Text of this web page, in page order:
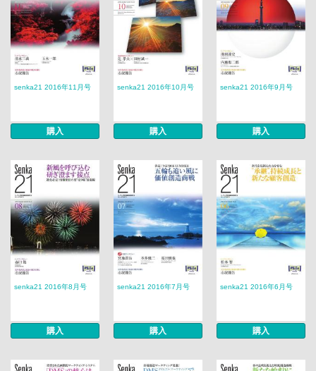
senka21 2016年11月号
購入
senka21 2016年10月号
購入
senka21 2016年9月号
購入
senka21 2016年8月号
購入
senka21 2016年7月号
購入
senka21 2016年6月号
購入